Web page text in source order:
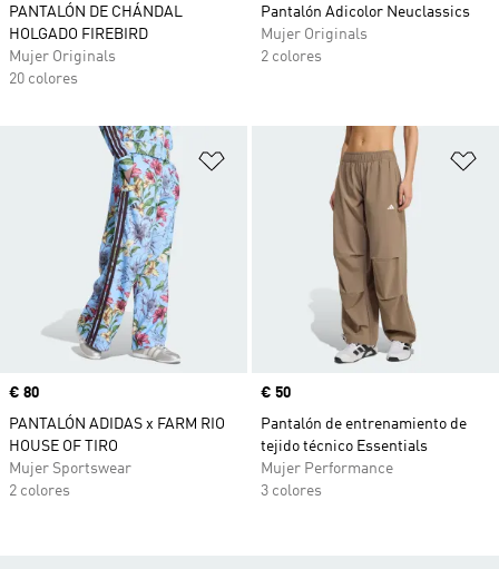
PANTALÓN DE CHÁNDAL
HOLGADO FIREBIRD
Mujer Originals
20 colores
Pantalón Adicolor Neuclassics
Mujer Originals
2 colores
Añadir a la lista de deseos
Precio
€ 80
PANTALÓN ADIDAS x FARM RIO
HOUSE OF TIRO
Mujer Sportswear
2 colores
Precio
€ 50
Pantalón de entrenamiento de
tejido técnico Essentials
Mujer Performance
3 colores